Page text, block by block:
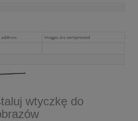
wtyczkę do